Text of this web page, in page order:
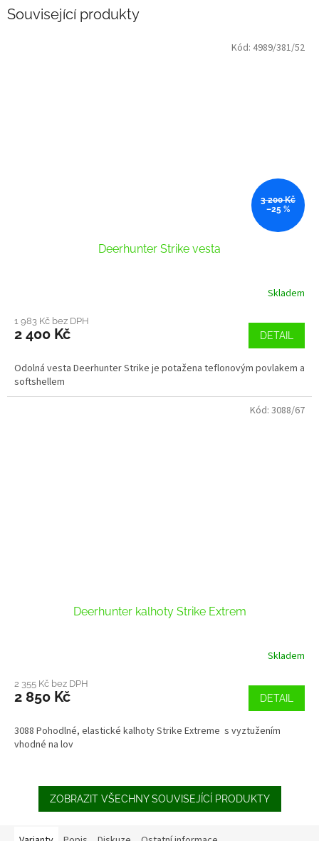
Související produkty
3 200 Kč
–25 %
Deerhunter Strike vesta
Skladem
1 983 Kč bez DPH
2 400 Kč DETAIL
Odolná vesta Deerhunter Strike je potažena teflonovým povlakem a
softshellem
Kód: 4989/381/52
Deerhunter kalhoty Strike Extrem
Skladem
2 355 Kč bez DPH
2 850 Kč DETAIL
3088 Pohodlné, elastické kalhoty Strike Extreme s vyztužením
vhodné na lov
Kód: 3088/67
ZOBRAZIT VŠECHNY SOUVISEJÍCÍ PRODUKTY